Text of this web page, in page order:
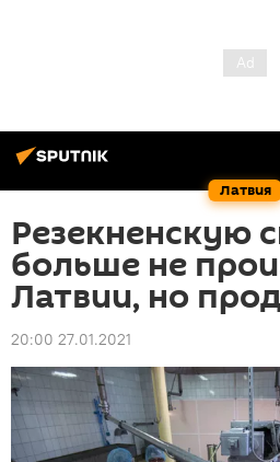
Латвия
Резекненскую
больше не
Латвии, но
20:00 27.01.2021